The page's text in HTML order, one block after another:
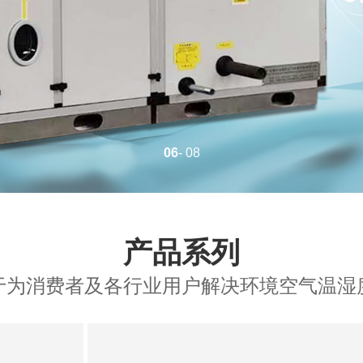
06- 08
产品系列
为消费者及各行业用户解决环境空气温湿